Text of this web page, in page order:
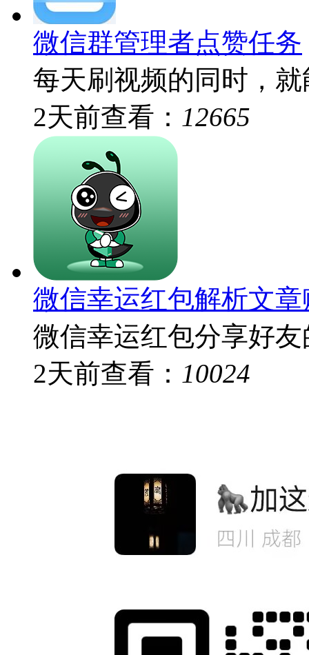
微信群管理者点赞任务
每天刷视频的同时，
2天前查看： 12665
微信幸运红包解析文
微信幸运红包分享好
2天前查看： 10024